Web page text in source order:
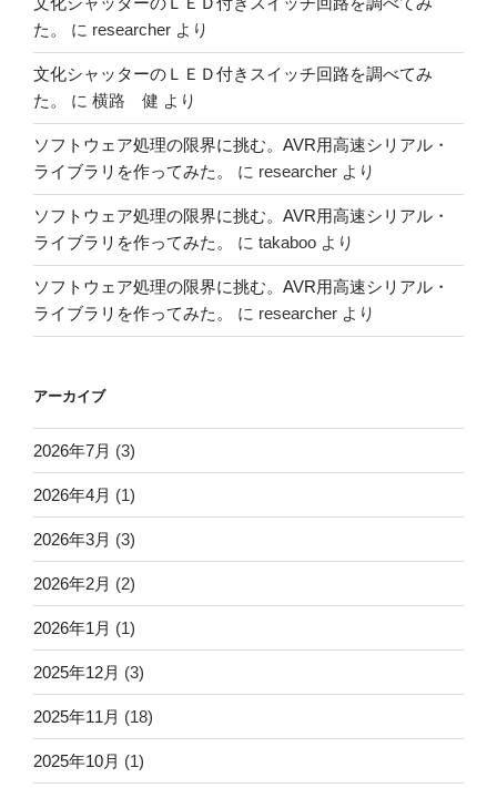
た。
に researcher より
文化シャッターのＬＥＤ付きスイッチ回路を調べてみ
た。
に 横路 健 より
ソフトウェア処理の限界に挑む。AVR用高速シリアル・
ライブラリを作ってみた。
に researcher より
ソフトウェア処理の限界に挑む。AVR用高速シリアル・
ライブラリを作ってみた。
に takaboo より
ソフトウェア処理の限界に挑む。AVR用高速シリアル・
ライブラリを作ってみた。
に researcher より
アーカイブ
2026年7月 (3)
2026年4月 (1)
2026年3月 (3)
2026年2月 (2)
2026年1月 (1)
2025年12月 (3)
2025年11月 (18)
2025年10月 (1)